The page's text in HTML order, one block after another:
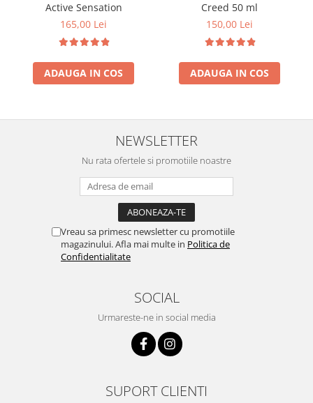
Active Sensation
165,00 Lei
ADAUGA IN COS
Creed 50 ml
150,00 Lei
ADAUGA IN COS
NEWSLETTER
Nu rata ofertele si promotiile noastre
Vreau sa primesc newsletter cu promotiile
magazinului. Afla mai multe in Politica de
Confidentialitate
SOCIAL
Urmareste-ne in social media
SUPORT CLIENTI